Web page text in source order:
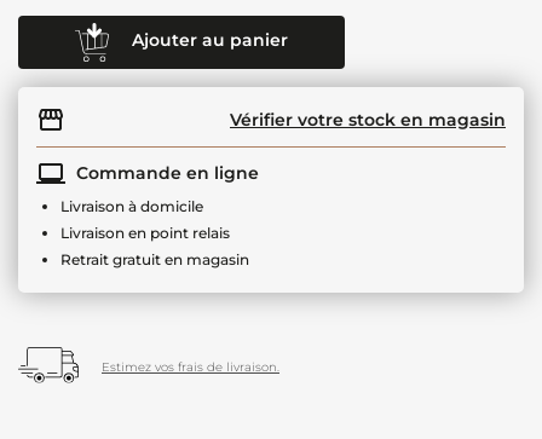
Ajouter au panier
Vérifier votre stock en magasin
Commande en ligne
Livraison à domicile
Livraison en point relais
Retrait gratuit en magasin
Estimez vos frais de livraison.